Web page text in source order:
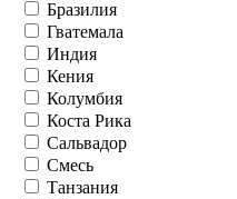
Бразилия
Гватемала
Индия
Кения
Колумбия
Коста Рика
Сальвадор
Смесь
Танзания